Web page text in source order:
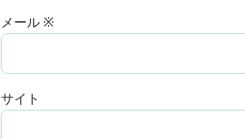
メール ※
サイト